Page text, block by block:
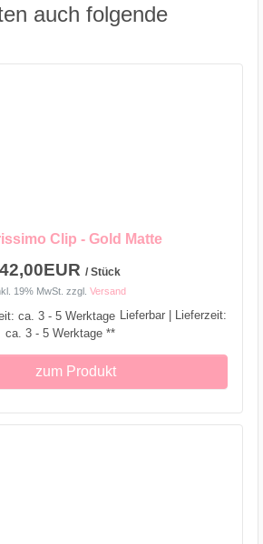
auch folgende
Clip - Gold Matte
42,00EUR / Stück
19% MwSt. zzgl. Versand
Lieferbar | Lieferzeit:
ca. 3 - 5 Werktage **
zum Produkt